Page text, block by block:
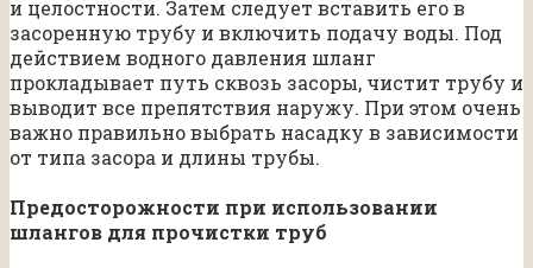
и целостности. Затем следует вставить его в
засоренную трубу и включить подачу воды. Под
действием водного давления шланг
прокладывает путь сквозь засоры, чистит трубу и
выводит все препятствия наружу. При этом очень
важно правильно выбрать насадку в зависимости
от типа засора и длины трубы.
Предосторожности при использовании
шлангов для прочистки труб